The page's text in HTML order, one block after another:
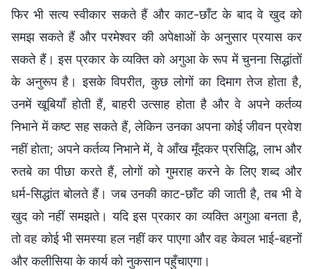
फिर भी सत्य स्वीकार सकते हैं और काट-छाँट के बाद वे खुद को
समझ सकते हैं और परमेश्वर की अपेक्षाओं के अनुसार प्रयास कर
सकते हैं। इस प्रकार के व्यक्ति को अगुआ के रूप में चुनना सिद्धांतों
के अनुरूप है। इसके विपरीत, कुछ लोगों का दिमाग तेज होता है,
उनमें खूबियाँ होती हैं, बाहरी उत्साह होता है और वे अपने कर्तव्य
निभाने में कष्ट सह सकते हैं, लेकिन उनका अपना कोई जीवन प्रवेश
नहीं होता; अपने कर्तव्य निभाने में, वे आँख मूँदकर प्रसिद्धि, लाभ और
रुतबे का पीछा करते हैं, लोगों को गुमराह करने के लिए शब्द और
धर्म-सिद्धांत बोलते हैं। जब उनकी काट-छाँट की जाती है, तब भी वे
खुद को नहीं समझते। यदि इस प्रकार का व्यक्ति अगुआ बनता है,
तो वह कोई भी समस्या हल नहीं कर पाएगा और वह केवल भाई-बहनों
और कलीसिया के कार्य को नुकसान पहुँचाएगा।